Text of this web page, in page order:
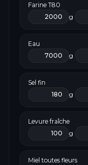
Farine T80
g
Eau
g
Sel fin
g
Levure fraîche
g
Miel toutes fleurs